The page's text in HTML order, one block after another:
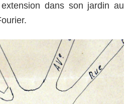
dans son jardin au